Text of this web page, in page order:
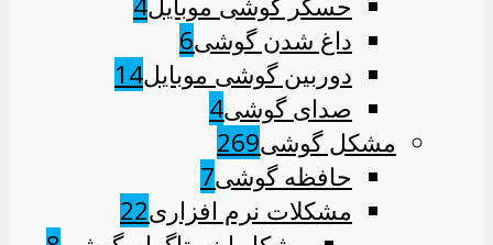
داغ شدن گوشی6
دوربین گوشی موبایل14
صدای گوشی4
مشکل گوشی269
حافظه گوشی7
مشکلات نرم افزاری22